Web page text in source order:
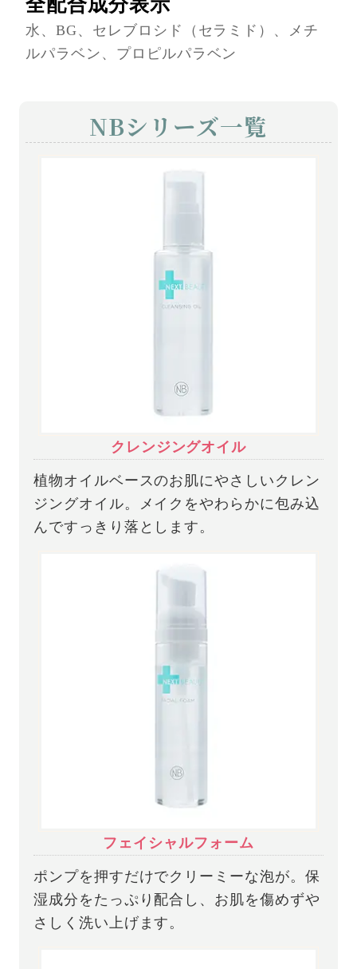
水、BG、セレブロシド（セラミド）、メチ
ルパラベン、プロピルパラベン
NBシリーズ一覧
クレンジングオイル
植物オイルベースのお肌にやさしいクレン
ジングオイル。メイクをやわらかに包み込
んですっきり落とします。
フェイシャルフォーム
ポンプを押すだけでクリーミーな泡が。保
湿成分をたっぷり配合し、お肌を傷めずや
さしく洗い上げます。